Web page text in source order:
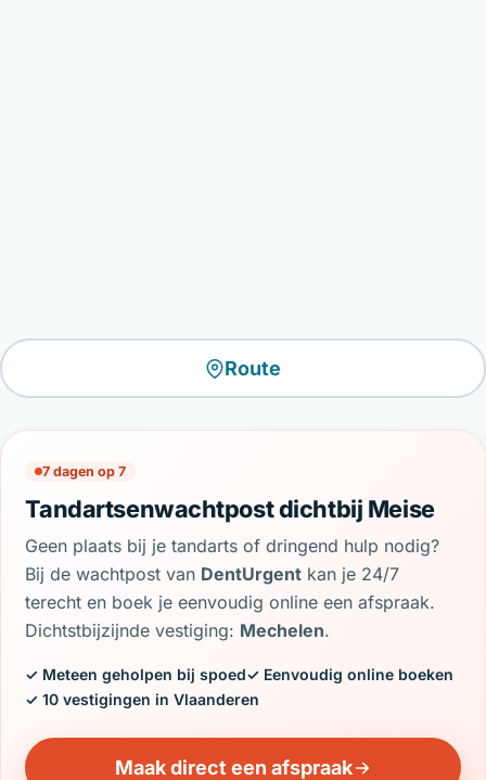
Route
7 dagen op 7
Tandartsenwachtpost dichtbij Meise
Geen plaats bij je tandarts of dringend hulp nodig?
Bij de wachtpost van DentUrgent kan je 24/7
terecht en boek je eenvoudig online een afspraak.
Dichtstbijzijnde vestiging: Mechelen.
✓ Meteen geholpen bij spoed✓ Eenvoudig online boeken
✓ 10 vestigingen in Vlaanderen
Maak direct een afspraak